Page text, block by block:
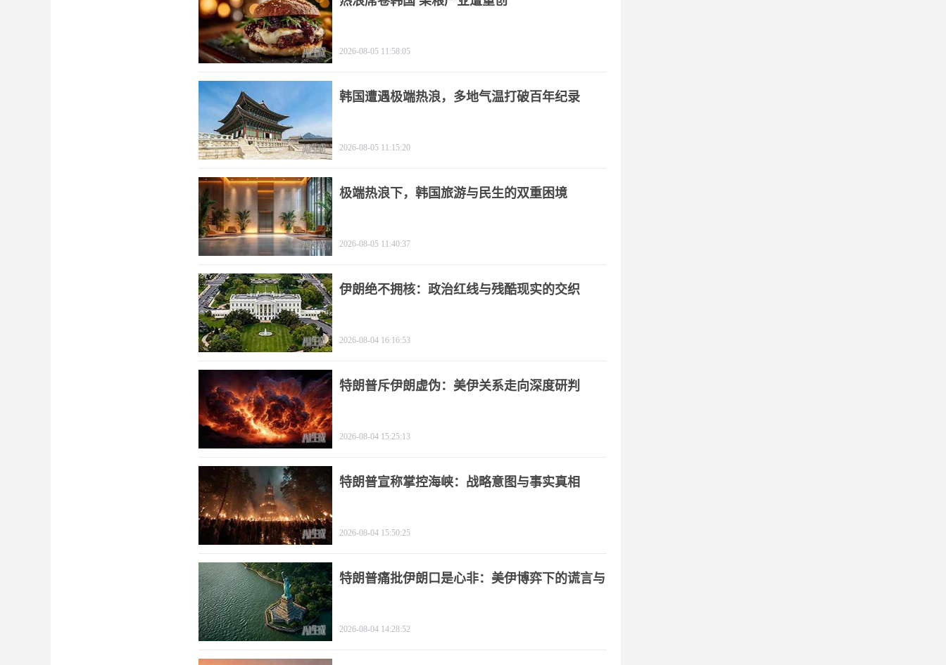
2026-08-05 11:58:05
韩国遭遇极端热浪，多地气温打破百年纪录
2026-08-05 11:15:20
极端热浪下，韩国旅游与民生的双重困境
2026-08-05 11:40:37
伊朗绝不拥核：政治红线与残酷现实的交织
2026-08-04 16:16:53
特朗普斥伊朗虚伪：美伊关系走向深度研判
2026-08-04 15:25:13
特朗普宣称掌控海峡：战略意图与事实真相
2026-08-04 15:50:25
特朗普痛批伊朗口是心非：美伊博弈下的谎言与
2026-08-04 14:28:52